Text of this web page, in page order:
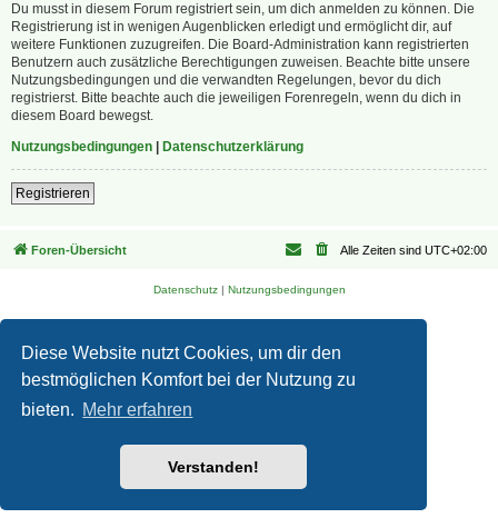
Diese Website nutzt Cookies, um dir den
bestmöglichen Komfort bei der Nutzung zu
bieten. Mehr erfahren
Verstanden!
Du musst in diesem Forum registriert sein, um dich anmelden zu können. Die
Registrierung ist in wenigen Augenblicken erledigt und ermöglicht dir, auf
weitere Funktionen zuzugreifen. Die Board-Administration kann registrierten
Benutzern auch zusätzliche Berechtigungen zuweisen. Beachte bitte unsere
Nutzungsbedingungen und die verwandten Regelungen, bevor du dich
registrierst. Bitte beachte auch die jeweiligen Forenregeln, wenn du dich in
diesem Board bewegst.
Nutzungsbedingungen
Datenschutzerklärung
Registrieren
Foren-Übersicht Alle Zeiten sind UTC+02:00
Datenschutz| Nutzungsbedingungen